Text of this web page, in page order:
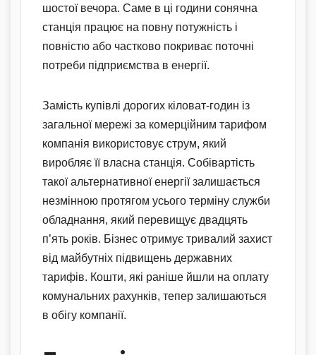
шостої вечора. Саме в ці години сонячна
станція працює на повну потужність і
повністю або частково покриває поточні
потреби підприємства в енергії.
Замість купівлі дорогих кіловат-годин із
загальної мережі за комерційним тарифом
компанія використовує струм, який
виробляє її власна станція. Собівартість
такої альтернативної енергії залишається
незмінною протягом усього терміну служби
обладнання, який перевищує двадцять
п’ять років. Бізнес отримує тривалий захист
від майбутніх підвищень державних
тарифів. Кошти, які раніше йшли на оплату
комунальних рахунків, тепер залишаються
в обігу компанії.